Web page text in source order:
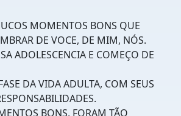
MOMENTOS BONS QUE
DE VOCE, DE MIM, NÓS.
ADOLESCENCIA E COMEÇO DE
DA VIDA ADULTA, COM SEUS
BONS, FORAM TÃO